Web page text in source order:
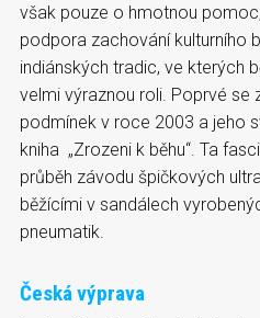
však pouze o hmotnou
podpora zachování kulturního
indiánských tradic, ve kterých
velmi výraznou roli. Poprvé se
podmínek v roce 2003 a jeho
kniha „Zrozeni k běhu“. Ta
průběh závodu špičkových
běžícími v sandálech
pneumatik.
Česká výprava